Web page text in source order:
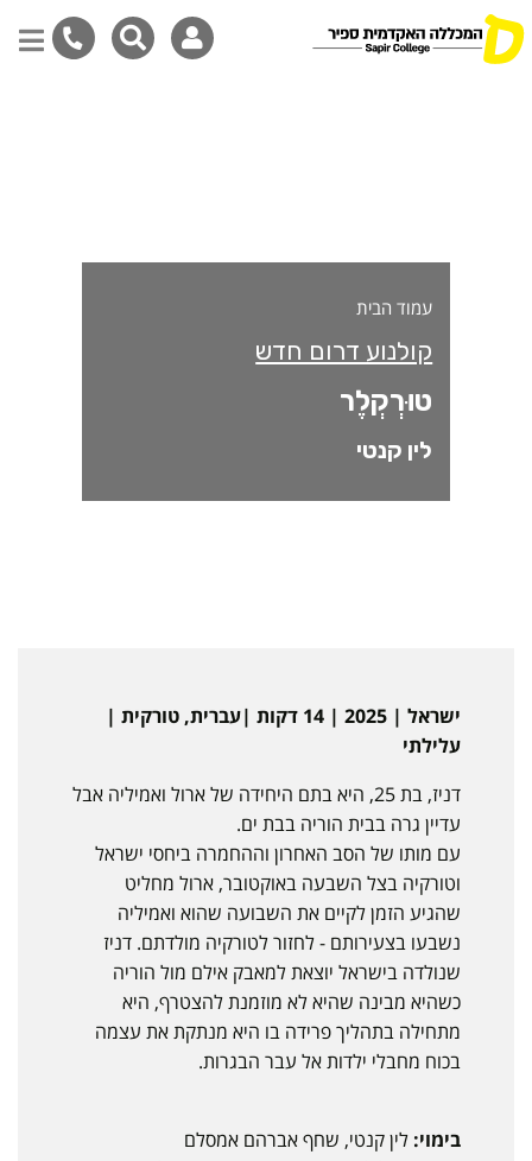
עמוד הבית
קולנוע דרום חדש
טוּרְקְלֶר
לין קנטי
ישראל | 2025 | 14 דקות |עברית, טורקית |
עלילתי
דניז, בת 25, היא בתם היחידה של ארול ואמיליה אבל
עדיין גרה בבית הוריה בבת ים.
עם מותו של הסב האחרון וההחמרה ביחסי ישראל
וטורקיה בצל השבעה באוקטובר, ארול מחליט
שהגיע הזמן לקיים את השבועה שהוא ואמיליה
נשבעו בצעירותם - לחזור לטורקיה מולדתם. דניז
שנולדה בישראל יוצאת למאבק אילם מול הוריה
כשהיא מבינה שהיא לא מוזמנת להצטרף, היא
מתחילה בתהליך פרידה בו היא מנתקת את עצמה
בכוח מחבלי ילדות אל עבר הבגרות.
בימוי: לין קנטי, שחף אברהם אמסלם